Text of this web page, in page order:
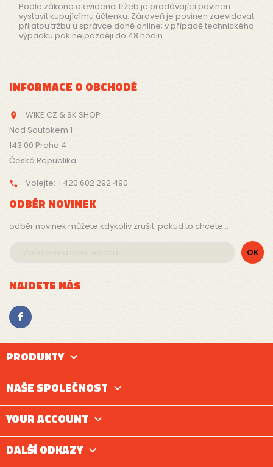
Podle zákona o evidenci tržeb je prodávající povinen
vystavit kupujícímu účtenku. Zároveň je povinen zaevidovat
přijatou tržbu u správce daně online; v případě technického
výpadku pak nejpozději do 48 hodin.
INFORMACE O OBCHODĚ

WIKE CZ & SK SHOP
Nad Soutokem 1
143 00 Praha 4
Česká Republika
 Volejte: +420 602 292 490
ODBĚR NOVINEK
odběr novinek můžete kdykoliv zrušit. pokud to chcete...
NAJDETE NÁS
PRODUKTY 
NAŠE SPOLEČNOST 
YOUR ACCOUNT 
DALŠÍ ODKAZY 